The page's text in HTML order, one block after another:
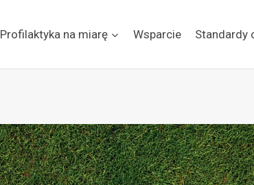
Profilaktyka na miarę Wsparcie Standardy